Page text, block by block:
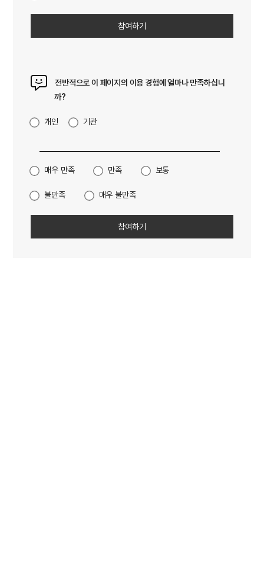
전반적으로 이 페이지의 이용 경험에 얼마나 만족하십니
까?
개인 기관
매우 만족 만족 보통
불만족 매우 불만족